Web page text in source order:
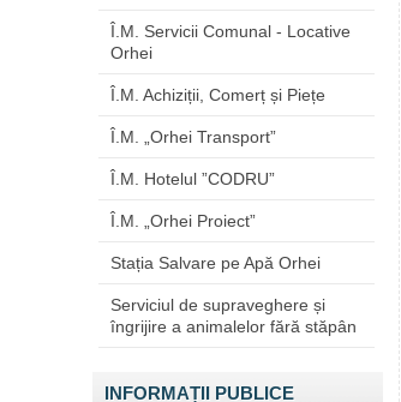
Î.M. Servicii Comunal - Locative
Orhei
Î.M. Achiziții, Comerț și Piețe
Î.M. „Orhei Transport”
Î.M. Hotelul ”CODRU”
Î.M. „Orhei Proiect”
Stația Salvare pe Apă Orhei
Serviciul de supraveghere și
îngrijire a animalelor fără stăpân
INFORMAȚII PUBLICE